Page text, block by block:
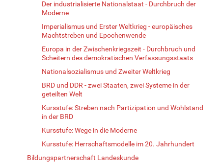
Der industrialisierte Nationalstaat - Durchbruch der
Moderne
Imperialismus und Erster Weltkrieg - europäisches
Machtstreben und Epochenwende
Europa in der Zwischenkriegszeit - Durchbruch und
Scheitern des demokratischen Verfassungsstaats
Nationalsozialismus und Zweiter Weltkrieg
BRD und DDR - zwei Staaten, zwei Systeme in der
geteilten Welt
Kursstufe: Streben nach Partizipation und Wohlstand
in der BRD
Kursstufe: Wege in die Moderne
Kursstufe: Herrschaftsmodelle im 20. Jahrhundert
Bildungspartnerschaft Landeskunde